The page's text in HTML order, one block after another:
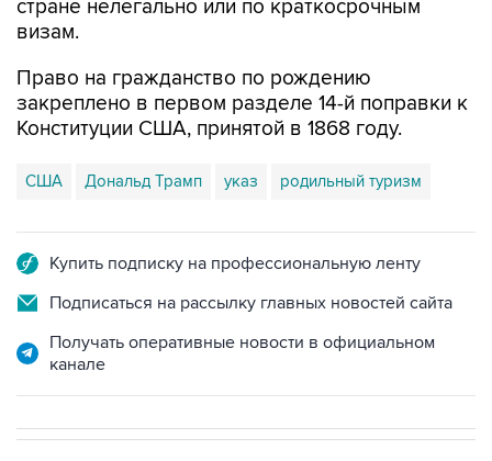
Право на гражданство по рождению
Конституции США, принятой в 1868 году.
США Дональд Трамп указ родильный туризм
Подписаться на рассылку главных новостей сайта
Получать оперативные новости в официальном